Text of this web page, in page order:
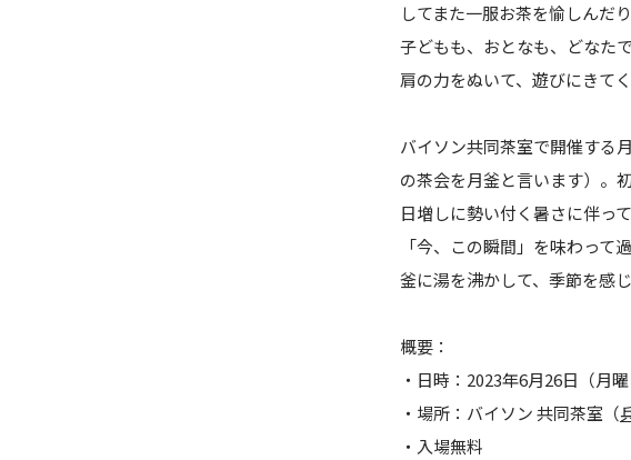
してまた一服お茶を愉しんだり
子どもも、おとなも、どなた
肩の力をぬいて、遊びにきてく
バイソン共同茶室で開催する
の茶会を月釜と言います）。
日増しに勢い付く暑さに伴っ
「今、この瞬間」を味わって
釜に湯を沸かして、季節を感
概要：
・日時：2023年6月26日（月
・場所：バイソン 共同茶室（
・入場無料